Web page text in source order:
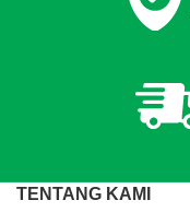
TENTANG KAMI